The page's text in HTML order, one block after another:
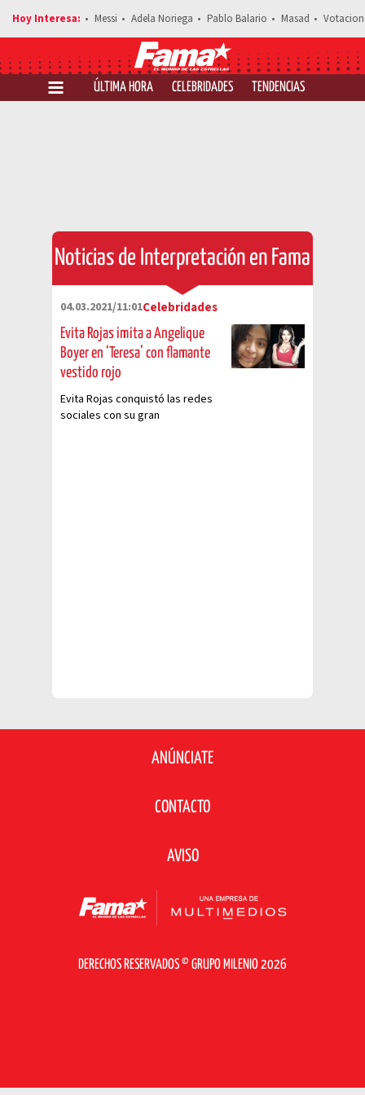
Messi Adela Noriega Pablo Balario Masad
ÚLTIMA HORA CELEBRIDADES TENDENCIAS
Noticias de Interpretación en Fama
04.03.2021/11:01Celebridades
Evita Rojas imita a Angelique
Boyer en ‘Teresa’ con flamante
vestido rojo
Evita Rojas conquistó las redes
sociales con su gran
ANÚNCIATE
CONTACTO
AVISO
DERECHOS RESERVADOS © GRUPO MILENIO 2026